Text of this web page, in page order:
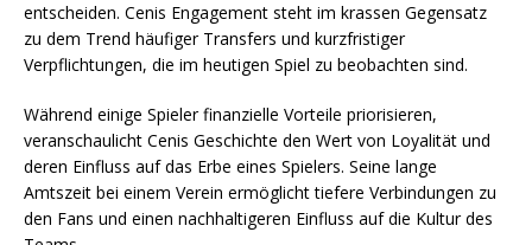
entscheiden. Cenis Engagement steht im krassen Gegensatz
zu dem Trend häufiger Transfers und kurzfristiger
Verpflichtungen, die im heutigen Spiel zu beobachten sind.
Während einige Spieler finanzielle Vorteile priorisieren,
veranschaulicht Cenis Geschichte den Wert von Loyalität und
deren Einfluss auf das Erbe eines Spielers. Seine lange
Amtszeit bei einem Verein ermöglicht tiefere Verbindungen zu
den Fans und einen nachhaltigeren Einfluss auf die Kultur des